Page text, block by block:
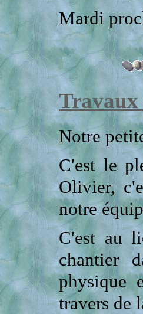
Mardi
Travaux
Notre
C'est le
Olivier,
notre
C'est au
chantier
physique
travers de